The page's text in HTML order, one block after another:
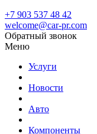
+7 903 537 48 42
welcome@car-pr.com
Обратный звонок
Меню
Услуги
Новости
Авто
Компоненты